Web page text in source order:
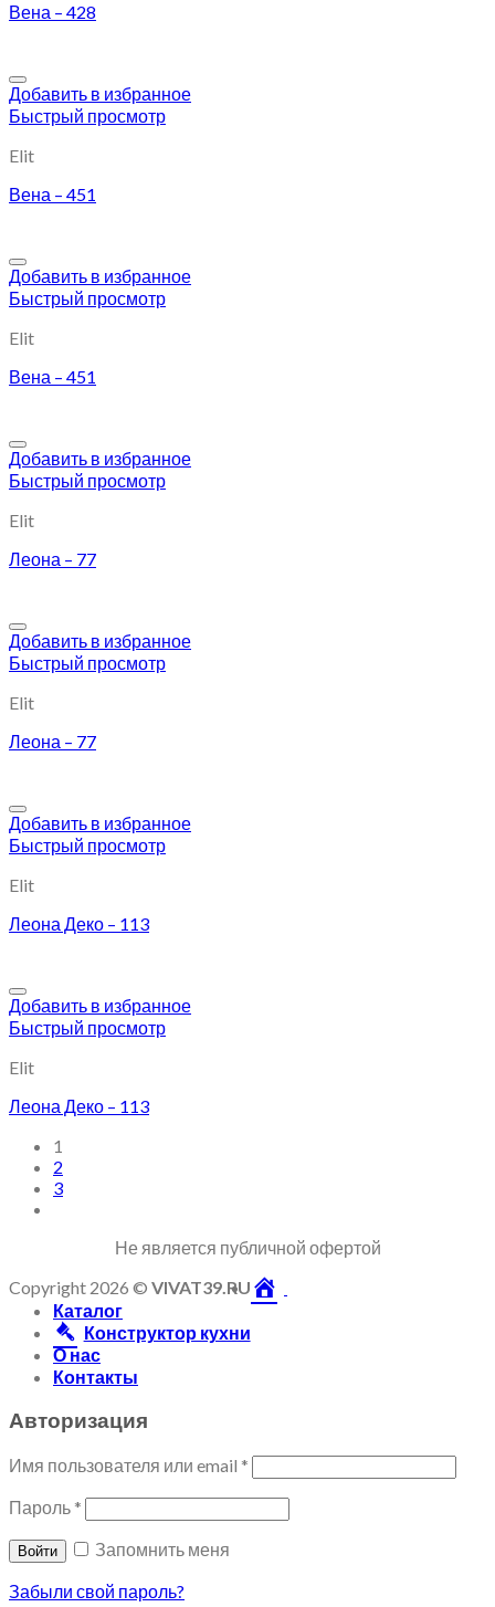
Вена – 428
Добавить в избранное
Быстрый просмотр
Elit
Вена – 451
Добавить в избранное
Быстрый просмотр
Elit
Вена – 451
Добавить в избранное
Быстрый просмотр
Elit
Леона – 77
Добавить в избранное
Быстрый просмотр
Elit
Леона – 77
Добавить в избранное
Быстрый просмотр
Elit
Леона Деко – 113
Добавить в избранное
Быстрый просмотр
Elit
Леона Деко – 113
1
2
3
Не является публичной офертой
Copyright 2026 © VIVAT39.RU
Каталог
Конструктор кухни
О нас
Контакты
Авторизация
Имя пользователя или email *
Пароль *
Войти
Запомнить меня
Забыли свой пароль?